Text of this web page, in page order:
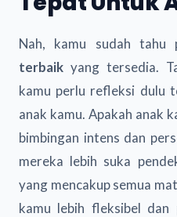
Nah, kamu sudah tahu
terbaik yang tersedia.
kamu perlu refleksi dulu
anak kamu. Apakah anak
bimbingan intens dan
mereka lebih suka
yang mencakup semua
kamu lebih fleksibel